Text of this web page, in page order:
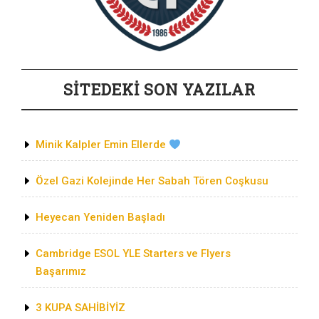
SİTEDEKİ SON YAZILAR
Minik Kalpler Emin Ellerde
Özel Gazi Kolejinde Her Sabah Tören Coşkusu
Heyecan Yeniden Başladı
Cambridge ESOL YLE Starters ve Flyers
Başarımız
3 KUPA SAHİBİYİZ